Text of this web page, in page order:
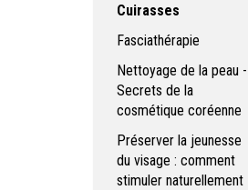
Cuirasses
Fasciathérapie
Nettoyage de la peau -
Secrets de la
cosmétique coréenne
Préserver la jeunesse
du visage : comment
stimuler naturellement